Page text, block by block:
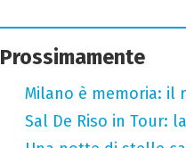
Prossimamente
Milano è memoria: il
Sal De Riso in Tour: